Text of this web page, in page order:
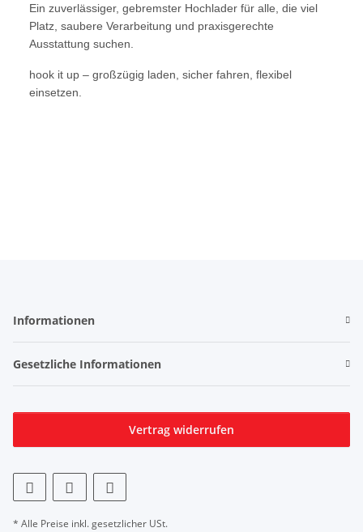
Ein zuverlässiger, gebremster Hochlader für alle, die viel
Platz, saubere Verarbeitung und praxisgerechte
Ausstattung suchen.
hook it up – großzügig laden, sicher fahren, flexibel
einsetzen.
Informationen
Gesetzliche Informationen
Vertrag widerrufen
* Alle Preise inkl. gesetzlicher USt.